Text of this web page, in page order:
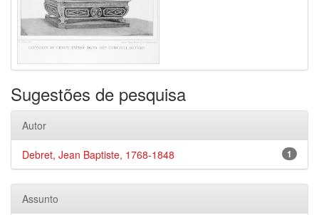
Sugestões de pesquisa
Autor
1
Debret, Jean Baptiste, 1768-1848
Assunto